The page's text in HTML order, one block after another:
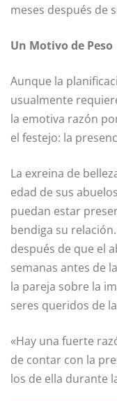
meses después de
Un Motivo de Peso
Aunque la
usualmente
la emotiva razón
el festejo: la
La exreina de
edad de sus
puedan estar
bendiga su
después de que el
semanas antes de
la pareja sobre la
seres queridos de
«Hay una fuerte
de contar con la
los de ella durante